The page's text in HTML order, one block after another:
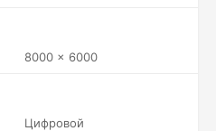
8000 x 6000
Цифровой